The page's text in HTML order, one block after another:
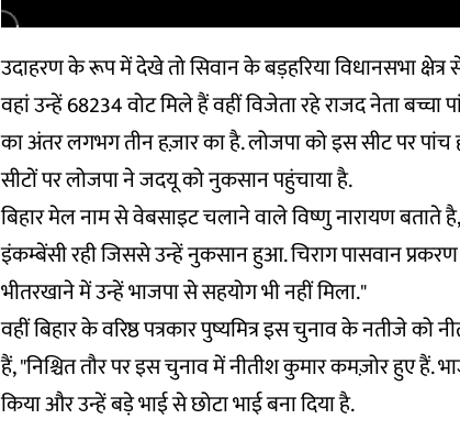
उदाहरण के रूप में देखे तो सिवान के बड़हरिया विधानसभा
वहां उन्हें 68234 वोट मिले हैं वहीं विजेता रहे राजद नेता बच्चा
का अंतर लगभग तीन हज़ार का है. लोजपा को इस सीट पर
सीटों पर लोजपा ने जदयू को नुकसान पहुंचाया है.
बिहार मेल नाम से वेबसाइट चलाने वाले विष्णु नारायण बताते
इंकम्बेंसी रही जिससे उन्हें नुकसान हुआ. चिराग पासवान
भीतरखाने में उन्हें भाजपा से सहयोग भी नहीं मिला."
वहीं बिहार के वरिष्ठ पत्रकार पुष्यमित्र इस चुनाव के नतीजे
हैं, "निश्चित तौर पर इस चुनाव में नीतीश कुमार कमज़ोर हुए हैं.
किया और उन्हें बड़े भाई से छोटा भाई बना दिया है.